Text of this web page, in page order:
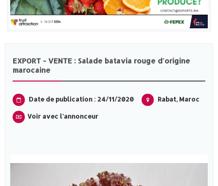
EXPORT - VENTE : Salade batavia rouge d'origine
marocaine
Date de publication : 24/11/2020 Rabat, Maroc
Voir avec l'annonceur